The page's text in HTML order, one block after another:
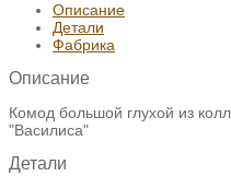
Описание
Детали
Фабрика
Описание
Комод большой глухой из
"Василиса"
Детали